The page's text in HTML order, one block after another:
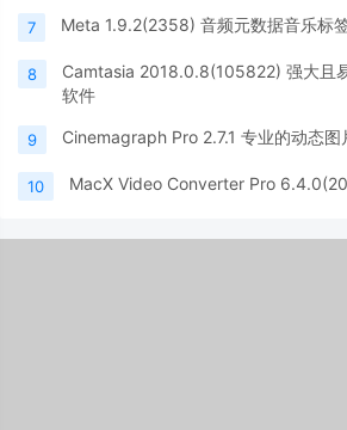
7 Meta 1.9.2(2358) 音频元数据音乐标
8
Camtasia 2018.0.8(105822) 强大且
软件
9 Cinemagraph Pro 2.7.1 专业的动态
10 MacX Video Converter Pro